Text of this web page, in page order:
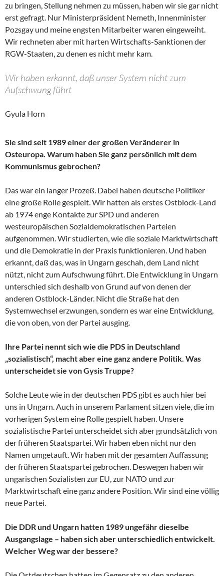
zu bringen, Stellung nehmen zu müssen, haben wir sie gar nicht
erst gefragt. Nur Ministerpräsident Nemeth, Innenminister
Pozsgay und meine engsten Mitarbeiter waren eingeweiht.
Wir rechneten aber mit harten Wirtschafts-Sanktionen der
RGW-Staaten, zu denen es nicht mehr kam.
Wir haben erkannt, daß unser System nicht zum
Aufschwung führt
Gyula Horn
Sie sind seit 1989 einer der großen Veränderer in
Osteuropa. Warum haben Sie ganz persönlich mit dem
Kommunismus gebrochen?
Das war ein langer Prozeß. Dabei haben deutsche Politiker
eine große Rolle gespielt. Wir hatten als erstes Ostblock-Land
ab 1974 enge Kontakte zur SPD und anderen
westeuropäischen Sozialdemokratischen Parteien
aufgenommen. Wir studierten, wie die soziale Marktwirtschaft
und die Demokratie in der Praxis funktionieren. Und haben
erkannt, daß das, was in Ungarn geschah, dem Land nicht
nützt, nicht zum Aufschwung führt. Die Entwicklung in Ungarn
unterschied sich deshalb von Grund auf von denen der
anderen Ostblock-Länder. Nicht die Straße hat den
Systemwechsel erzwungen, sondern es war eine Entwicklung,
die von oben, von der Partei ausging.
Ihre Partei nennt sich wie die PDS in Deutschland
„sozialistisch“, macht aber eine ganz andere Politik. Was
unterscheidet sie von Gysis Truppe?
Solche Leute wie in der deutschen PDS gibt es auch hier bei
uns in Ungarn. Auch in unserem Parlament sitzen viele, die im
vorherigen System eine Rolle gespielt haben. Unsere
sozialistische Partei unterscheidet sich aber grundsätzlich von
der früheren Staatspartei. Wir haben eben nicht nur den
Namen umgetauft. Wir haben mit der gesamten Auffassung
der früheren Staatspartei gebrochen. Deswegen haben wir
ungarischen Sozialisten zur EU, zur NATO und zur
Marktwirtschaft eine ganz andere Position. Wir sind eine völlig
neue Partei.
Die DDR und Ungarn hatten 1989 ungefähr dieselbe
Ausgangslage – haben sich aber unterschiedlich entwickelt.
Welcher Weg war der bessere?